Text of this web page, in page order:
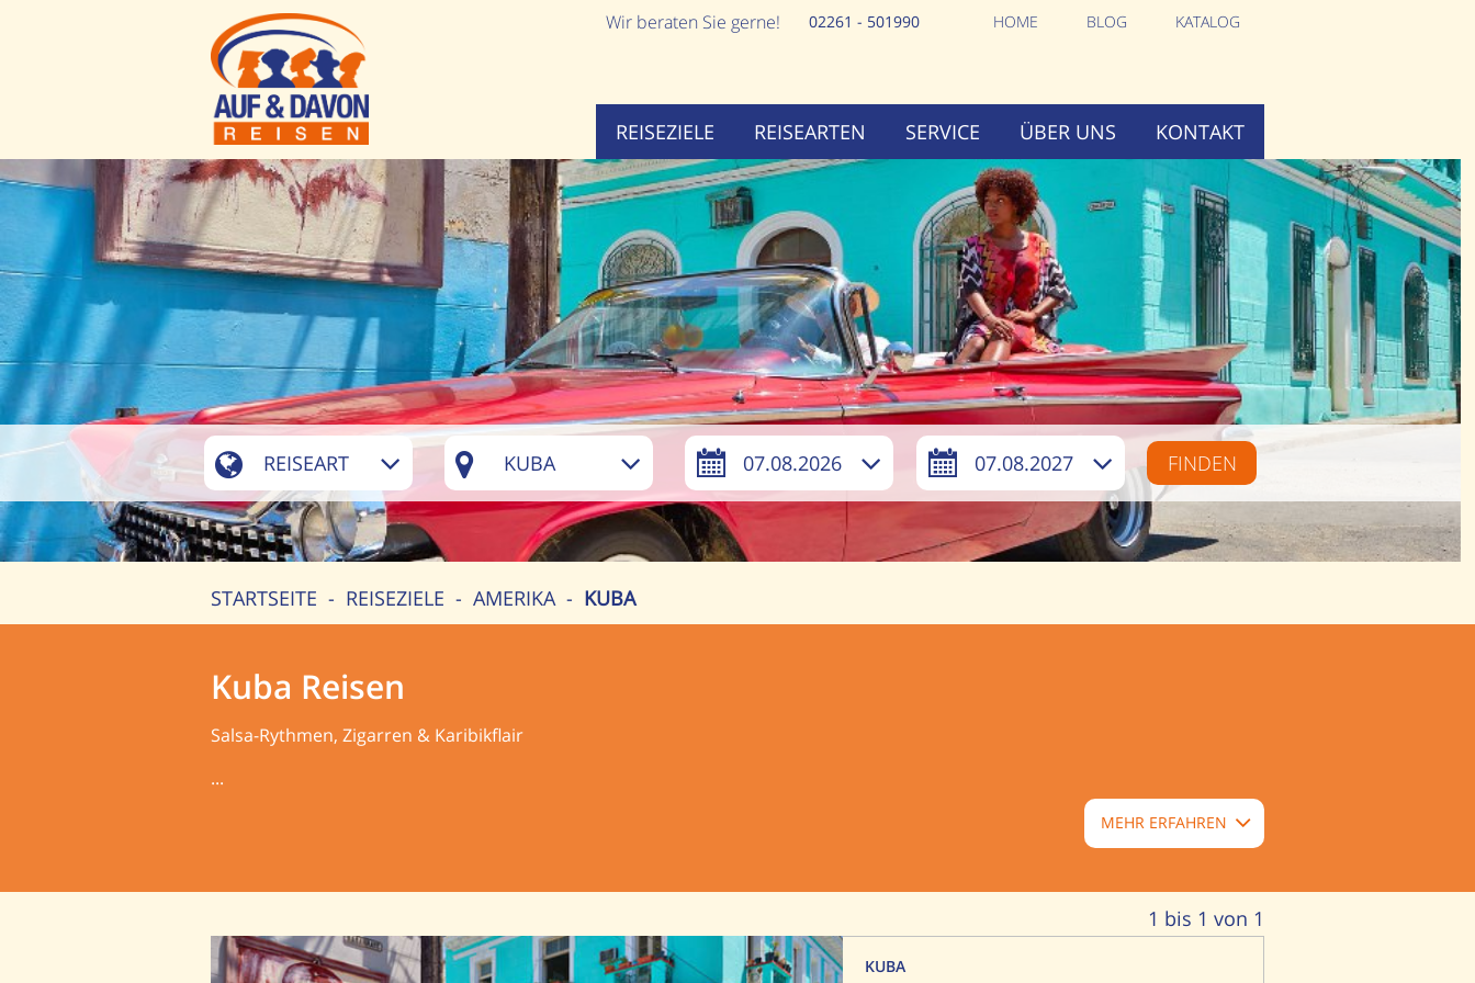
02261 - 501990 HOME BLOG KATALOG
Wir beraten Sie gerne!
REISEZIELE REISEARTEN SERVICE ÜBER UNS KONTAKT
REISEART KUBA 07.08.2026 07.08.2027
STARTSEITE - REISEZIELE - AMERIKA - KUBA
Kuba Reisen
Salsa-Rythmen, Zigarren & Karibikflair
...
MEHR ERFAHREN
1 bis 1 von 1
KUBA